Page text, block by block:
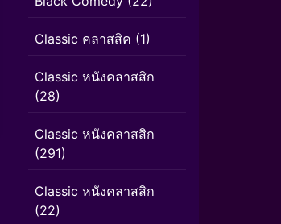
Classic คลาสสิค (1)
Classic หนังคลาสสิก
(28)
Classic หนังคลาสสิก
(291)
Classic หนังคลาสสิก
(22)